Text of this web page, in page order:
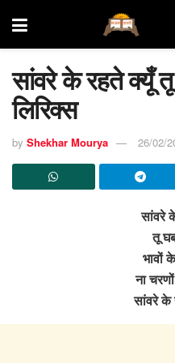
सांवरे के रहते क्यूँ
लिरिक्स
by Shekhar Mourya 26/02/
सांवरे
तू
भावों
ना
सांवरे के